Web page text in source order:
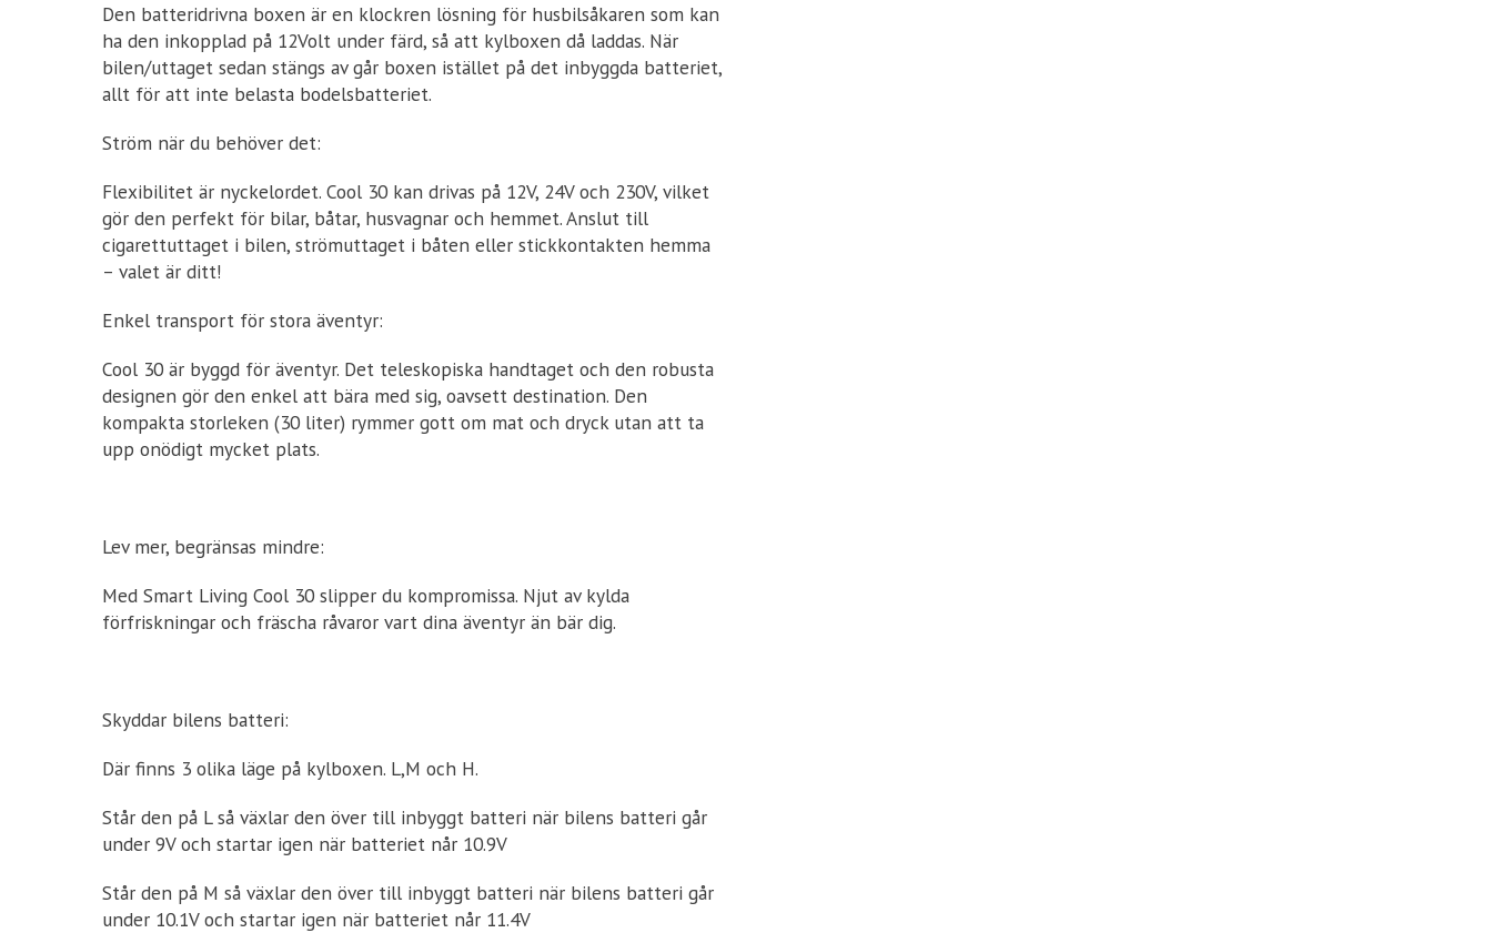
Den batteridrivna boxen är en klockren lösning för husbilsåkaren som kan
ha den inkopplad på 12Volt under färd, så att kylboxen då laddas. När
bilen/uttaget sedan stängs av går boxen istället på det inbyggda batteriet,
allt för att inte belasta bodelsbatteriet.
Ström när du behöver det:
Flexibilitet är nyckelordet. Cool 30 kan drivas på 12V, 24V och 230V, vilket
gör den perfekt för bilar, båtar, husvagnar och hemmet. Anslut till
cigarettuttaget i bilen, strömuttaget i båten eller stickkontakten hemma
– valet är ditt!
Enkel transport för stora äventyr:
Cool 30 är byggd för äventyr. Det teleskopiska handtaget och den robusta
designen gör den enkel att bära med sig, oavsett destination. Den
kompakta storleken (30 liter) rymmer gott om mat och dryck utan att ta
upp onödigt mycket plats.
Lev mer, begränsas mindre:
Med Smart Living Cool 30 slipper du kompromissa. Njut av kylda
förfriskningar och fräscha råvaror vart dina äventyr än bär dig.
Skyddar bilens batteri:
Där finns 3 olika läge på kylboxen. L,M och H.
Står den på L så växlar den över till inbyggt batteri när bilens batteri går
under 9V och startar igen när batteriet når 10.9V
Står den på M så växlar den över till inbyggt batteri när bilens batteri går
under 10.1V och startar igen när batteriet når 11.4V